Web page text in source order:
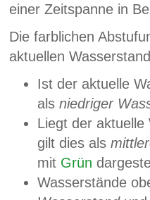
einer Zeitspanne in
Die farblichen
aktuellen
Ist der aktuelle
als niedriger
Liegt der
gilt dies als
mit Grün
Wasserstände